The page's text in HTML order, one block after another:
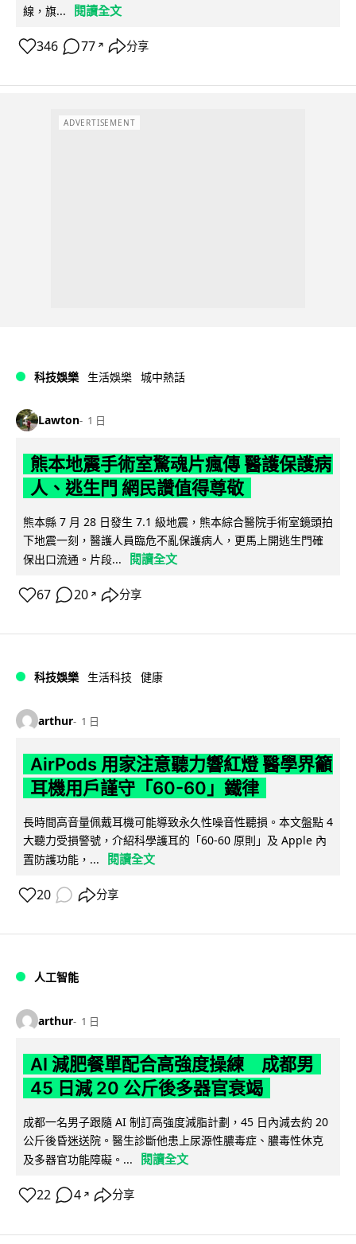
線，旗...
閱讀全文
346 77 ↗ 分享
ADVERTISEMENT
科技娛樂 生活娛樂 城中熱話
Lawton 1 日
熊本地震手術室驚魂片瘋傳 醫護保護病
人、逃生門 網民讚值得尊敬
熊本縣 7 月 28 日發生 7.1 級地震，熊本綜合醫院手術室鏡頭拍
下地震一刻，醫護人員臨危不亂保護病人，更馬上開逃生門確
保出口流通。片段...
閱讀全文
67 20 ↗ 分享
科技娛樂 生活科技 健康
arthur 1 日
AirPods 用家注意聽力響紅燈 醫學界籲
耳機用戶謹守「60-60」鐵律
長時間高音量佩戴耳機可能導致永久性噪音性聽損。本文盤點 4
大聽力受損警號，介紹科學護耳的「60-60 原則」及 Apple 內
置防護功能，...
閱讀全文
20 分享
人工智能
arthur 1 日
AI 減肥餐單配合高強度操練 成都男
45 日減 20 公斤後多器官衰竭
成都一名男子跟隨 AI 制訂高強度減脂計劃，45 日內減去約 20
公斤後昏迷送院。醫生診斷他患上尿源性膿毒症、膿毒性休克
及多器官功能障礙。...
閱讀全文
22 4 ↗ 分享